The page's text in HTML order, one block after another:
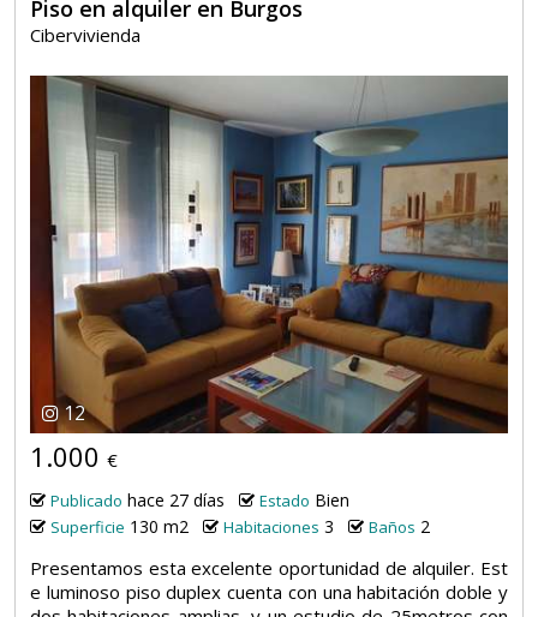
Piso en alquiler en Burgos
Cibervivienda
12
1.000 €
Publicado hace 27 días Estado Bien
Superficie 130 m2 Habitaciones 3 Baños 2
Presentamos esta excelente oportunidad de alquiler. Est
e luminoso piso duplex cuenta con una habitación doble y